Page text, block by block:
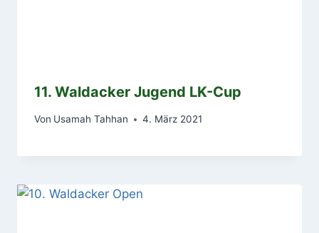
11. Waldacker Jugend LK-Cup
Von Usamah Tahhan 4. März 2021